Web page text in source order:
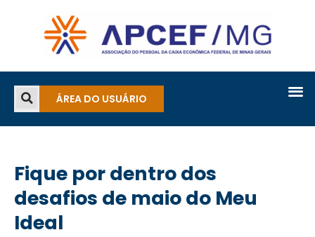
ÁREA DO USUÁRIO
Fique por dentro dos
desafios de maio do Meu
Ideal